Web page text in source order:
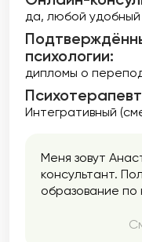
да, любой
психологии:
дипломы о
Интегративный
Меня зовут
консультант.
образование
настоящее